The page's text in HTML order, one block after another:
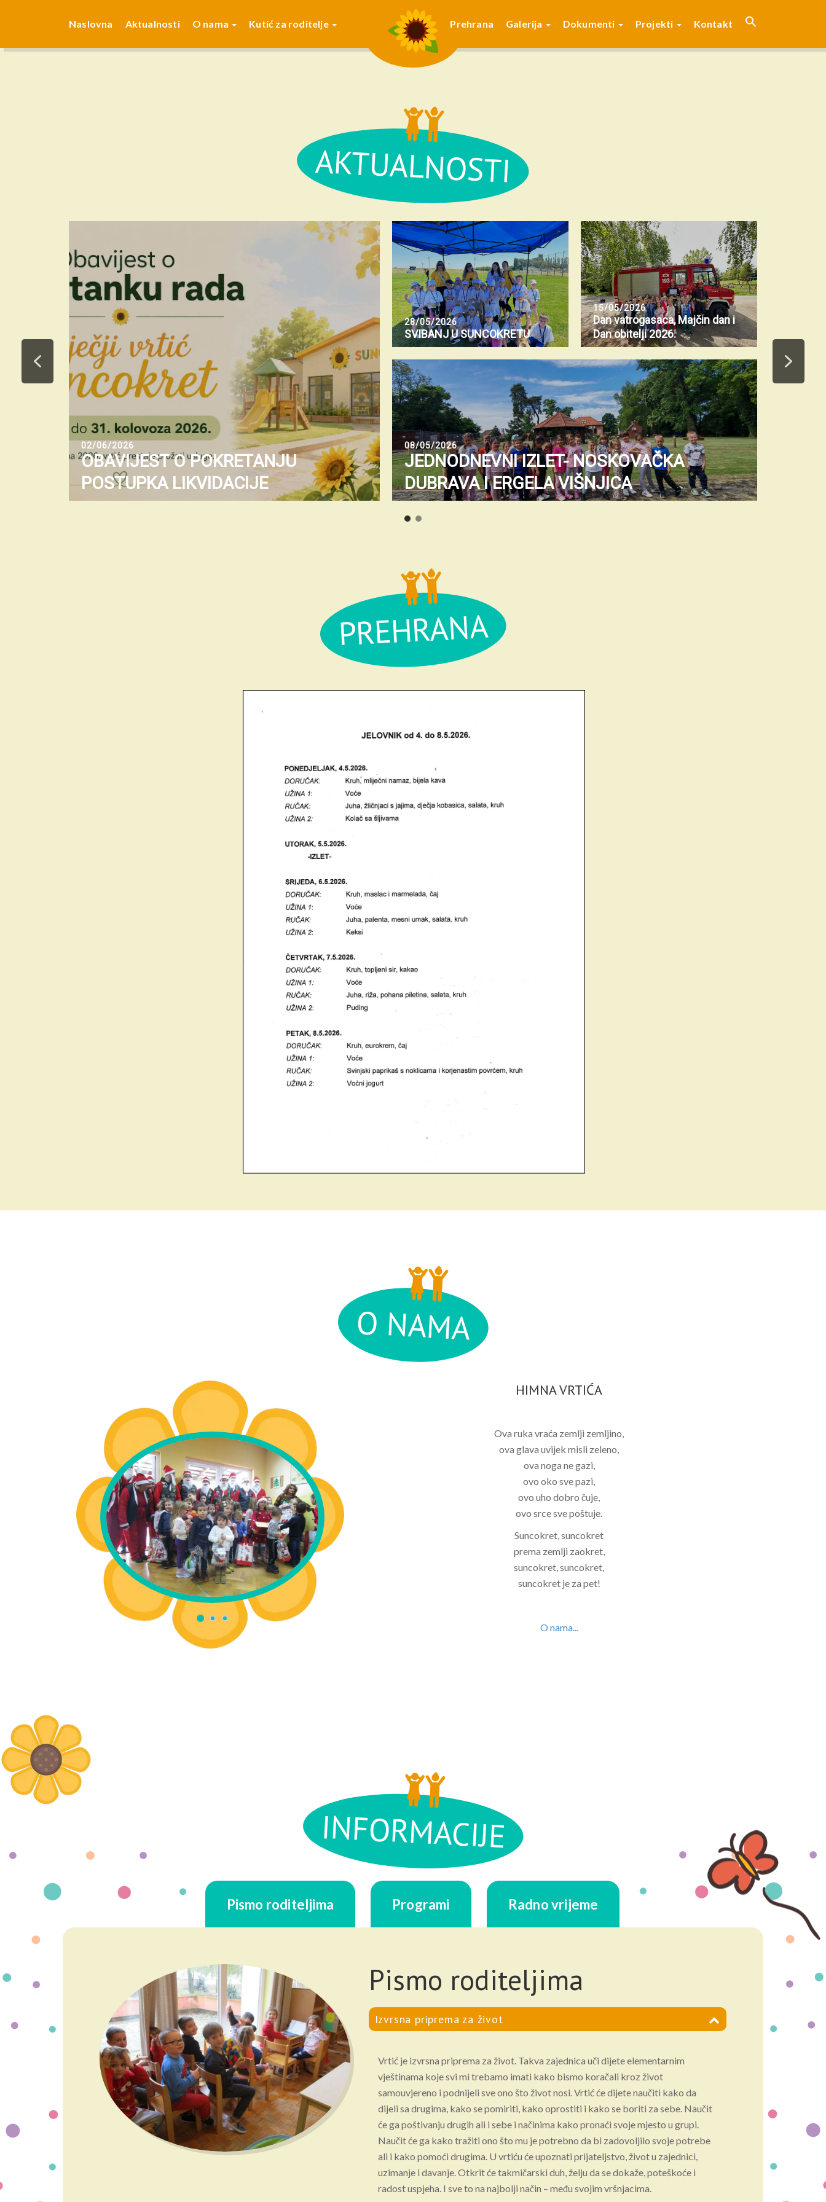
Naslovna Aktualnosti O nama Kutić za roditelje Prehrana Galerija Dokumenti Projekti Kontakt
AKTUALNOSTI
02/06/2026
OBAVIJEST O POKRETANJU
POSTUPKA LIKVIDACIJE
28/05/2026
SVIBANJ U SUNCOKRETU
15/05/2026
Dan vatrogasaca, Majčin dan i
Dan obitelji 2026.
08/05/2026
JEDNODNEVNI IZLET- NOSKOVAČKA
DUBRAVA I ERGELA VIŠNJICA
PREHRANA
O NAMA
HIMNA VRTIĆA
Ova ruka vraća zemlji zemljino,
ova glava uvijek misli zeleno,
ova noga ne gazi,
ovo oko sve pazi,
ovo uho dobro čuje,
ovo srce sve poštuje.
Suncokret, suncokret
prema zemlji zaokret,
suncokret, suncokret,
suncokret je za pet!
O nama...
INFORMACIJE
Pismo roditeljima Programi Radno vrijeme
Pismo roditeljima
Izvrsna priprema za život
Vrtić je izvrsna priprema za život. Takva zajednica uči dijete elementarnim
vještinama koje svi mi trebamo imati kako bismo koračali kroz život
samouvjereno i podnijeli sve ono što život nosi. Vrtić će dijete naučiti kako da
dijeli sa drugima, kako se pomiriti, kako oprostiti i kako se boriti za sebe. Naučit
će ga poštivanju drugih ali i sebe i načinima kako pronaći svoje mjesto u grupi.
Naučit će ga kako tražiti ono što mu je potrebno da bi zadovoljilo svoje potrebe
ali i kako pomoći drugima. U vrtiću će upoznati prijateljstvo, život u zajednici,
uzimanje i davanje. Otkrit će takmičarski duh, želju da se dokaže, poteškoće i
radost uspjeha. I sve to na najbolji način – među svojim vršnjacima.